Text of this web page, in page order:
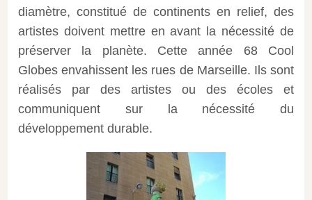
diamètre, constitué de continents en relief, des
artistes doivent mettre en avant la nécessité de
préserver la planète. Cette année 68 Cool
Globes envahissent les rues de Marseille. Ils sont
réalisés par des artistes ou des écoles et
communiquent sur la nécessité du
développement durable.